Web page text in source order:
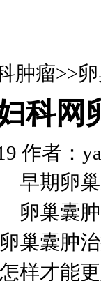
肿瘤>>
科网
作者：
早期卵
卵巢囊
卵巢囊肿
怎样才能